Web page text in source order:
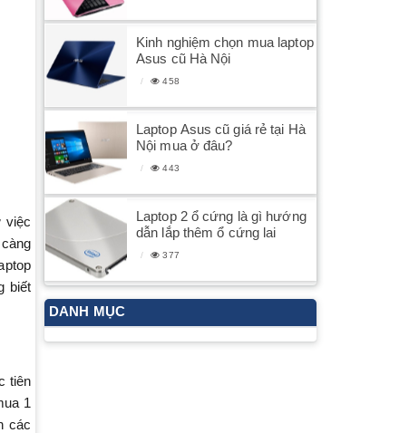
việc
biết
tiên
1
các
Kinh nghiệm chọn mua laptop
Asus cũ Hà Nội
458
Laptop Asus cũ giá rẻ tại Hà
Nội mua ở đâu?
443
Laptop 2 ổ cứng là gì hướng
dẫn lắp thêm ổ cứng lai
377
DANH MỤC